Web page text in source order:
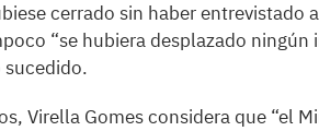
cerrado sin haber entrevistado
“se hubiera desplazado
Virella Gomes considera que “el